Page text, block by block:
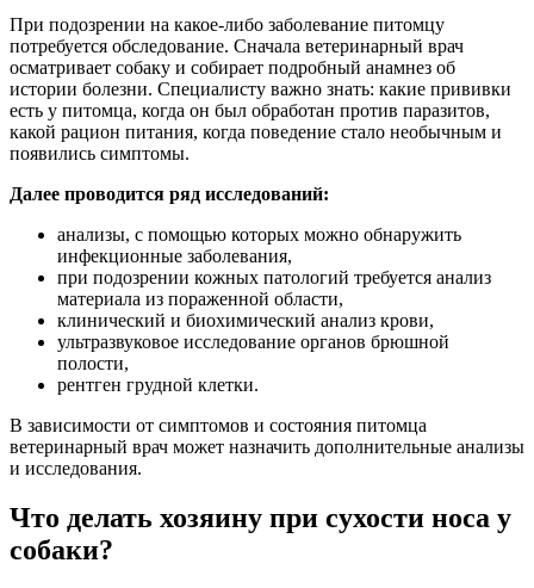
При подозрении на какое-либо заболевание питомцу
потребуется обследование. Сначала ветеринарный врач
осматривает собаку и собирает подробный анамнез об
истории болезни. Специалисту важно знать: какие прививки
есть у питомца, когда он был обработан против паразитов,
какой рацион питания, когда поведение стало необычным и
появились симптомы.
Далее проводится ряд исследований:
анализы, с помощью которых можно обнаружить
инфекционные заболевания,
при подозрении кожных патологий требуется анализ
материала из пораженной области,
клинический и биохимический анализ крови,
ультразвуковое исследование органов брюшной
полости,
рентген грудной клетки.
В зависимости от симптомов и состояния питомца
ветеринарный врач может назначить дополнительные анализы
и исследования.
Что делать хозяину при сухости носа у
собаки?